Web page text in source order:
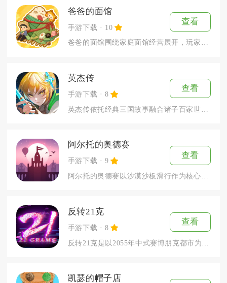
爸爸的面馆
手游下载 10
查看
爸爸的面馆围绕家庭面馆经营展开，玩家和家人一同打理老街小店，...
英杰传
手游下载 8
查看
阿尔托的奥德赛
手游下载 9
查看
反转21克
手游下载 8
查看
凯瑟的帽子店